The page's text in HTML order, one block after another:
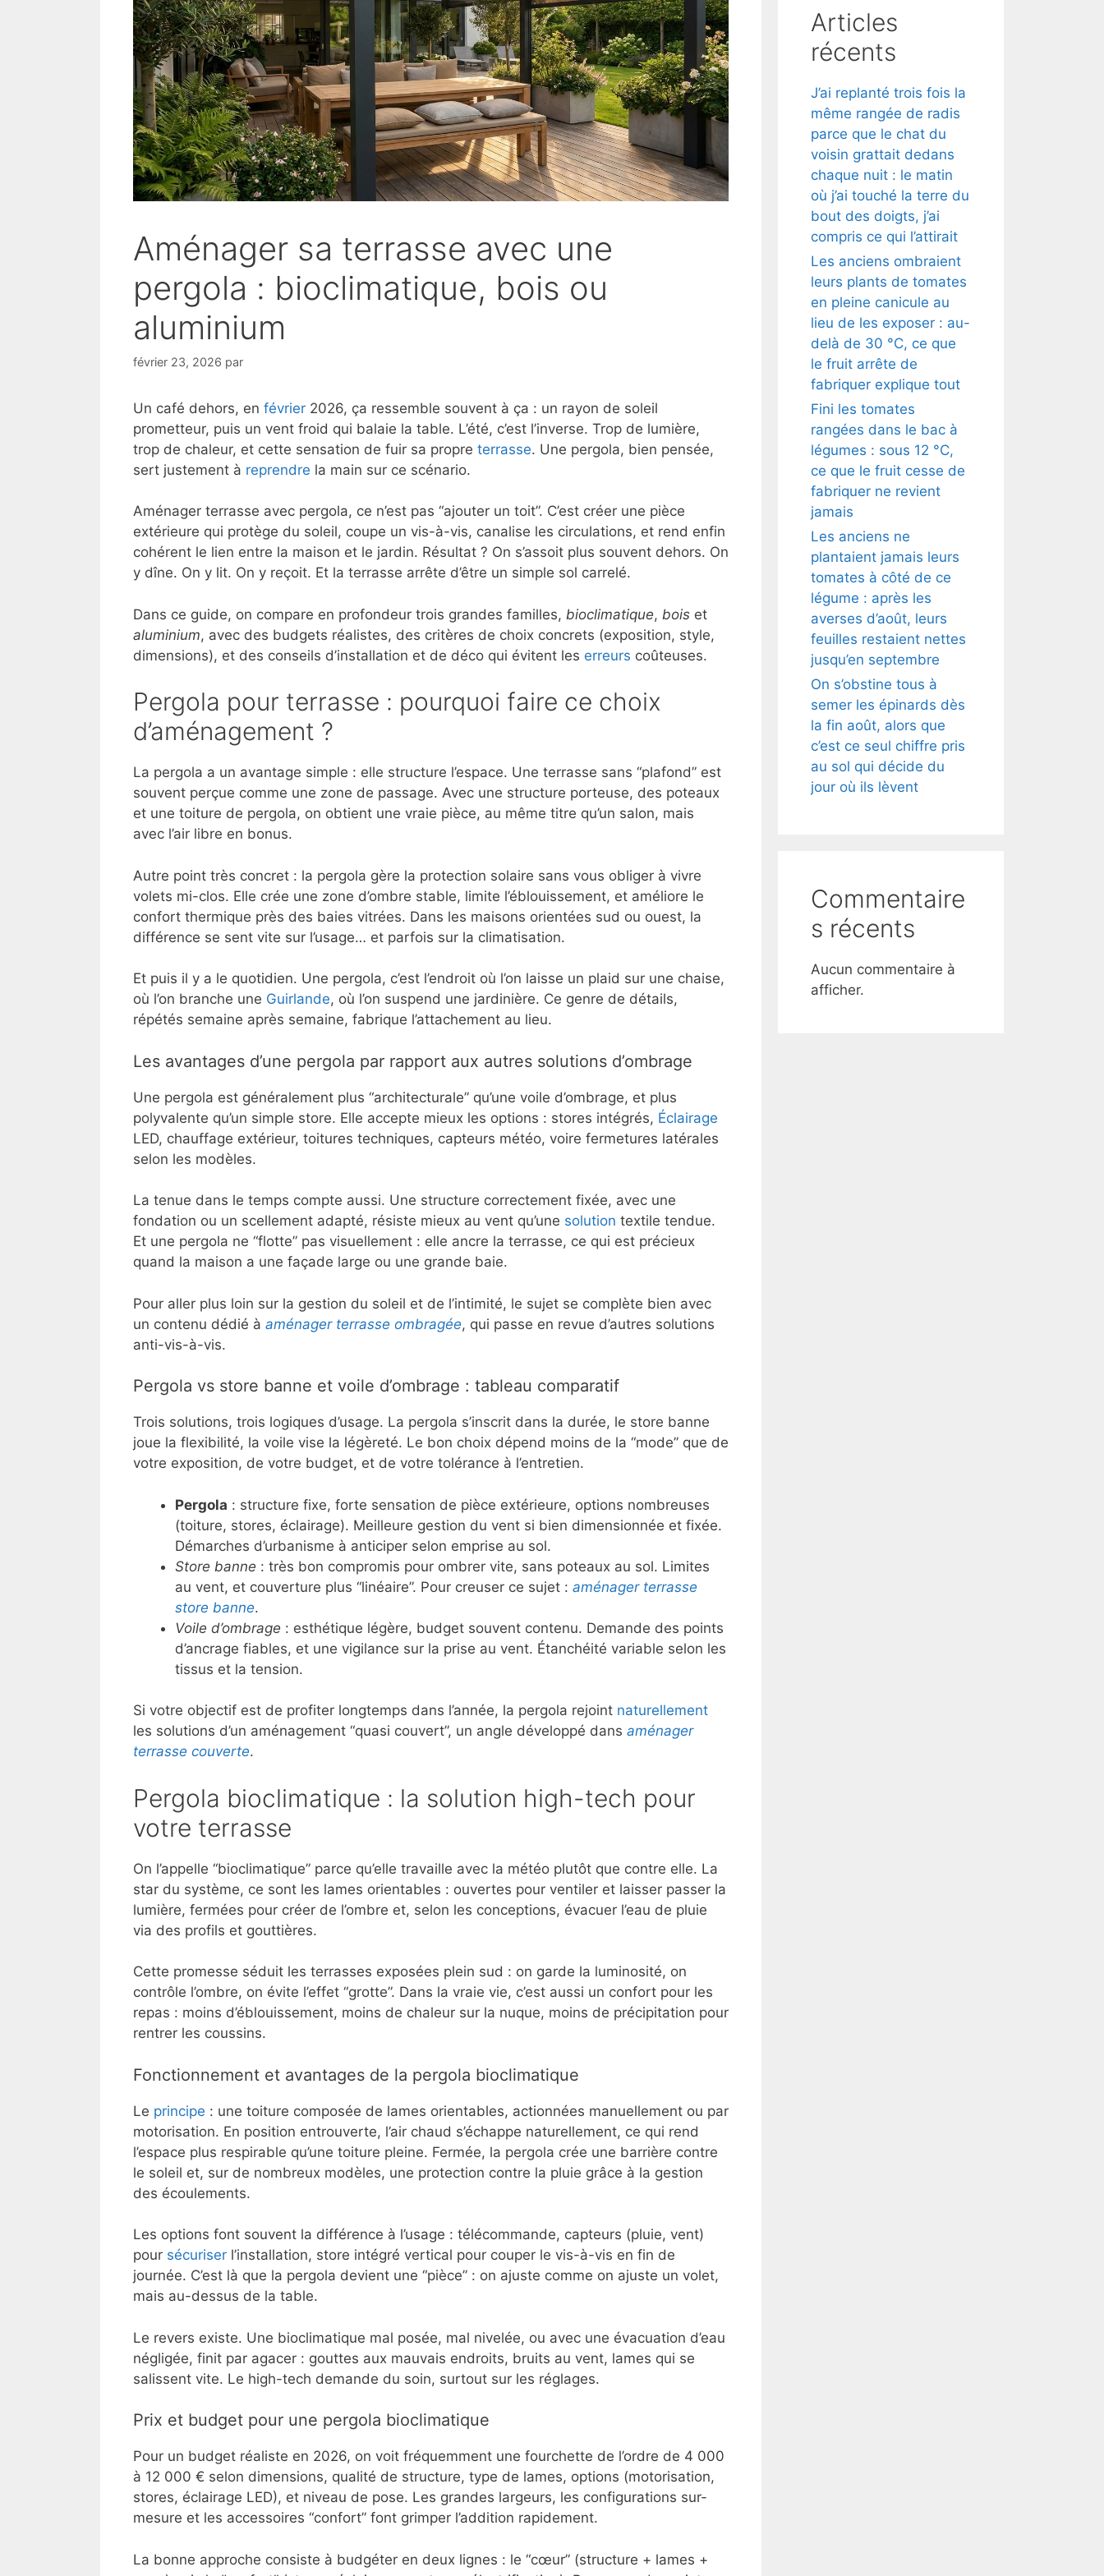
Aménager sa terrasse avec une
pergola : bioclimatique, bois ou
aluminium
février 23, 2026 par
Un café dehors, en février 2026, ça ressemble souvent à ça : un rayon de soleil
prometteur, puis un vent froid qui balaie la table. L’été, c’est l’inverse. Trop de lumière,
trop de chaleur, et cette sensation de fuir sa propre terrasse. Une pergola, bien pensée,
sert justement à reprendre la main sur ce scénario.
Aménager terrasse avec pergola, ce n’est pas “ajouter un toit”. C’est créer une pièce
extérieure qui protège du soleil, coupe un vis-à-vis, canalise les circulations, et rend enfin
cohérent le lien entre la maison et le jardin. Résultat ? On s’assoit plus souvent dehors. On
y dîne. On y lit. On y reçoit. Et la terrasse arrête d’être un simple sol carrelé.
Dans ce guide, on compare en profondeur trois grandes familles, bioclimatique, bois et
aluminium, avec des budgets réalistes, des critères de choix concrets (exposition, style,
dimensions), et des conseils d’installation et de déco qui évitent les erreurs coûteuses.
Pergola pour terrasse : pourquoi faire ce choix
d’aménagement ?
La pergola a un avantage simple : elle structure l’espace. Une terrasse sans “plafond” est
souvent perçue comme une zone de passage. Avec une structure porteuse, des poteaux
et une toiture de pergola, on obtient une vraie pièce, au même titre qu’un salon, mais
avec l’air libre en bonus.
Autre point très concret : la pergola gère la protection solaire sans vous obliger à vivre
volets mi-clos. Elle crée une zone d’ombre stable, limite l’éblouissement, et améliore le
confort thermique près des baies vitrées. Dans les maisons orientées sud ou ouest, la
différence se sent vite sur l’usage… et parfois sur la climatisation.
Et puis il y a le quotidien. Une pergola, c’est l’endroit où l’on laisse un plaid sur une chaise,
où l’on branche une Guirlande, où l’on suspend une jardinière. Ce genre de détails,
répétés semaine après semaine, fabrique l’attachement au lieu.
Les avantages d’une pergola par rapport aux autres solutions d’ombrage
Une pergola est généralement plus “architecturale” qu’une voile d’ombrage, et plus
polyvalente qu’un simple store. Elle accepte mieux les options : stores intégrés, Éclairage
LED, chauffage extérieur, toitures techniques, capteurs météo, voire fermetures latérales
selon les modèles.
La tenue dans le temps compte aussi. Une structure correctement fixée, avec une
fondation ou un scellement adapté, résiste mieux au vent qu’une solution textile tendue.
Et une pergola ne “flotte” pas visuellement : elle ancre la terrasse, ce qui est précieux
quand la maison a une façade large ou une grande baie.
Pour aller plus loin sur la gestion du soleil et de l’intimité, le sujet se complète bien avec
un contenu dédié à aménager terrasse ombragée, qui passe en revue d’autres solutions
anti-vis-à-vis.
Pergola vs store banne et voile d’ombrage : tableau comparatif
Trois solutions, trois logiques d’usage. La pergola s’inscrit dans la durée, le store banne
joue la flexibilité, la voile vise la légèreté. Le bon choix dépend moins de la “mode” que de
votre exposition, de votre budget, et de votre tolérance à l’entretien.
Pergola : structure fixe, forte sensation de pièce extérieure, options nombreuses
(toiture, stores, éclairage). Meilleure gestion du vent si bien dimensionnée et fixée.
Démarches d’urbanisme à anticiper selon emprise au sol.
Store banne : très bon compromis pour ombrer vite, sans poteaux au sol. Limites
au vent, et couverture plus “linéaire”. Pour creuser ce sujet : aménager terrasse
store banne.
Voile d’ombrage : esthétique légère, budget souvent contenu. Demande des points
d’ancrage fiables, et une vigilance sur la prise au vent. Étanchéité variable selon les
tissus et la tension.
Si votre objectif est de profiter longtemps dans l’année, la pergola rejoint naturellement
les solutions d’un aménagement “quasi couvert”, un angle développé dans aménager
terrasse couverte.
Pergola bioclimatique : la solution high-tech pour
votre terrasse
On l’appelle “bioclimatique” parce qu’elle travaille avec la météo plutôt que contre elle. La
star du système, ce sont les lames orientables : ouvertes pour ventiler et laisser passer la
lumière, fermées pour créer de l’ombre et, selon les conceptions, évacuer l’eau de pluie
via des profils et gouttières.
Cette promesse séduit les terrasses exposées plein sud : on garde la luminosité, on
contrôle l’ombre, on évite l’effet “grotte”. Dans la vraie vie, c’est aussi un confort pour les
repas : moins d’éblouissement, moins de chaleur sur la nuque, moins de précipitation pour
rentrer les coussins.
Fonctionnement et avantages de la pergola bioclimatique
Le principe : une toiture composée de lames orientables, actionnées manuellement ou par
motorisation. En position entrouverte, l’air chaud s’échappe naturellement, ce qui rend
l’espace plus respirable qu’une toiture pleine. Fermée, la pergola crée une barrière contre
le soleil et, sur de nombreux modèles, une protection contre la pluie grâce à la gestion
des écoulements.
Les options font souvent la différence à l’usage : télécommande, capteurs (pluie, vent)
pour sécuriser l’installation, store intégré vertical pour couper le vis-à-vis en fin de
journée. C’est là que la pergola devient une “pièce” : on ajuste comme on ajuste un volet,
mais au-dessus de la table.
Le revers existe. Une bioclimatique mal posée, mal nivelée, ou avec une évacuation d’eau
négligée, finit par agacer : gouttes aux mauvais endroits, bruits au vent, lames qui se
salissent vite. Le high-tech demande du soin, surtout sur les réglages.
Prix et budget pour une pergola bioclimatique
Pour un budget réaliste en 2026, on voit fréquemment une fourchette de l’ordre de 4 000
à 12 000 € selon dimensions, qualité de structure, type de lames, options (motorisation,
stores, éclairage LED), et niveau de pose. Les grandes largeurs, les configurations sur-
mesure et les accessoires “confort” font grimper l’addition rapidement.
La bonne approche consiste à budgéter en deux lignes : le “cœur” (structure + lames +
Articles
récents
J’ai replanté trois fois la
même rangée de radis
parce que le chat du
voisin grattait dedans
chaque nuit : le matin
où j’ai touché la terre du
bout des doigts, j’ai
compris ce qui l’attirait
Les anciens ombraient
leurs plants de tomates
en pleine canicule au
lieu de les exposer : au-
delà de 30 °C, ce que
le fruit arrête de
fabriquer explique tout
Fini les tomates
rangées dans le bac à
légumes : sous 12 °C,
ce que le fruit cesse de
fabriquer ne revient
jamais
Les anciens ne
plantaient jamais leurs
tomates à côté de ce
légume : après les
averses d’août, leurs
feuilles restaient nettes
jusqu’en septembre
On s’obstine tous à
semer les épinards dès
la fin août, alors que
c’est ce seul chiffre pris
au sol qui décide du
jour où ils lèvent
Commentaire
s récents
Aucun commentaire à
afficher.